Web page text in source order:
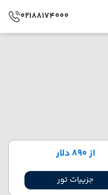
02188174000
از ۸۹۰ دلار
جزییات تور